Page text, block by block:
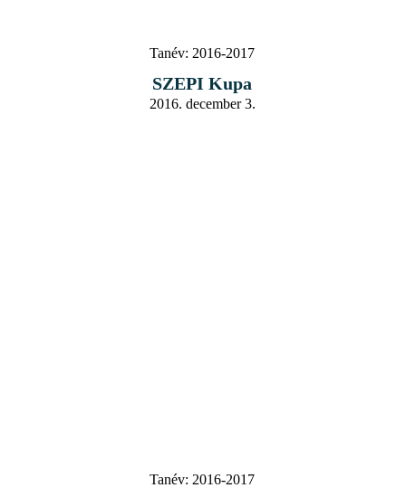
Tanév: 2016-2017
SZEPI Kupa
2016. december 3.
Tanév: 2016-2017